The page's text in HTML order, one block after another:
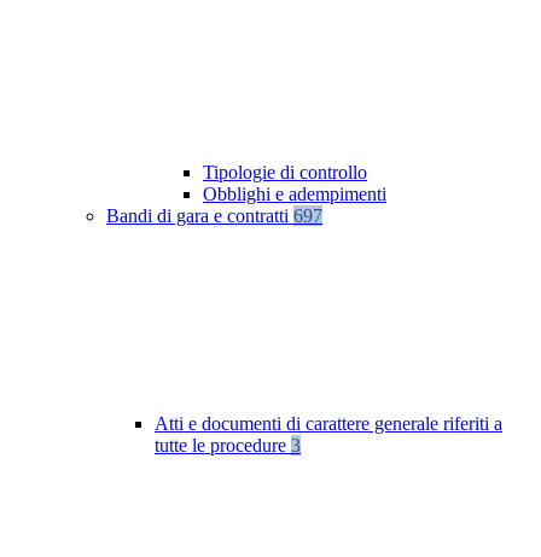
Tipologie di controllo
Obblighi e adempimenti
Bandi di gara e contratti 697
Atti e documenti di carattere generale riferiti a
tutte le procedure 3